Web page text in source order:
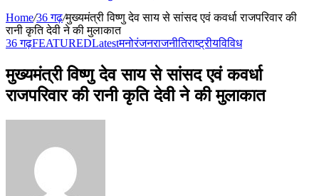
Home/36 गढ़/मुख्यमंत्री विष्णु देव साय से सांसद एवं कवर्धा राजपरिवार की
रानी कृति देवी ने की मुलाकात
36 गढ़FEATUREDLatestमनोरंजनराजनीतिराष्ट्रीयविविध
मुख्यमंत्री विष्णु देव साय से सांसद एवं कवर्धा
राजपरिवार की रानी कृति देवी ने की मुलाकात